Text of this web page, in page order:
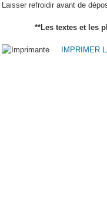
Laisser refroidir avant de
**Les textes et les
IMPRIMER